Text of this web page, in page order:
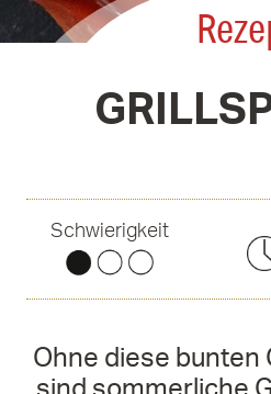
Schwierigkeit
Ohne diese bunten